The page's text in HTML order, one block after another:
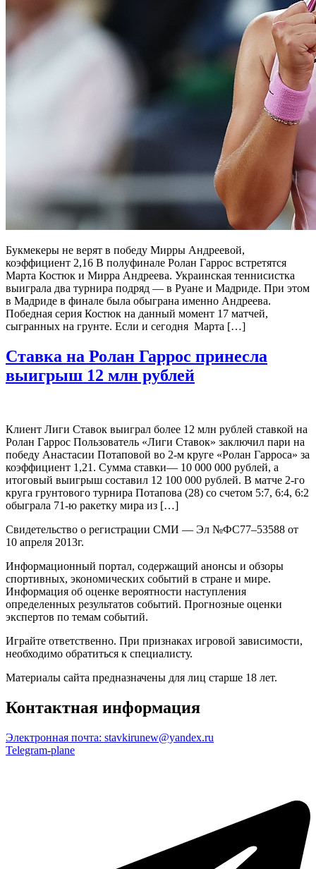
Букмекеры не верят в победу Мирры Андреевой,
коэффициент 2,16 В полуфинале Ролан Гаррос встретятся
Марта Костюк и Мирра Андреева. Украинская теннисистка
выиграла два турнира подряд — в Руане и Мадриде. При этом
в Мадриде в финале была обыграна именно Андреева.
Победная серия Костюк на данный момент 17 матчей,
сыгранных на грунте. Если и сегодня Марта […]
Ставка на Ролан Гаррос принесла
выигрыш 12 млн рублей
Клиент Лиги Ставок выиграл более 12 млн рублей ставкой на
Ролан Гаррос Пользователь «Лиги Ставок» заключил пари на
победу Анастасии Потаповой во 2-м круге «Ролан Гарроса» за
коэффициент 1,21. Сумма ставки— 10 000 000 рублей, а
итоговый выигрыш составил 12 100 000 рублей. В матче 2-го
круга грунтового турнира Потапова (28) со счетом 5:7, 6:4, 6:2
обыграла 71-ю ракетку мира из […]
Свидетельство о регистрации СМИ — Эл №ФС77–53588 от
10 апреля 2013г.
Информационный портал, содержащий анонсы и обзоры
спортивных, экономических событий в стране и мире.
Информация об оценке вероятности наступления
определенных результатов событий. Прогнозные оценки
экспертов по темам событий.
Играйте ответственно. При признаках игровой зависимости,
необходимо обратиться к специалисту.
Материалы сайта предназначены для лиц старше 18 лет.
Контактная информация
Электронная почта: stavkirunew@yandex.ru
Telegram-plane